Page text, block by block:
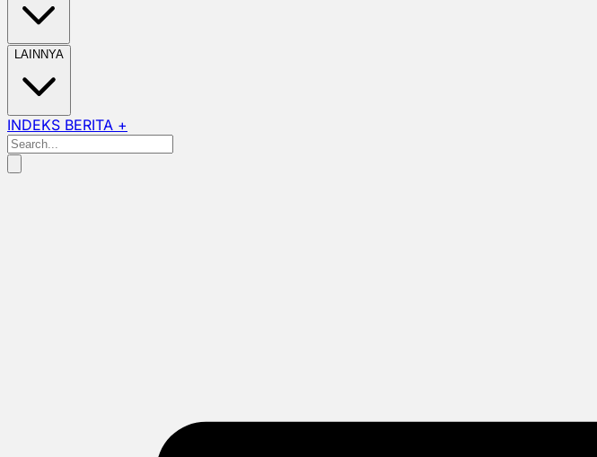
LAINNYA
INDEKS BERITA +